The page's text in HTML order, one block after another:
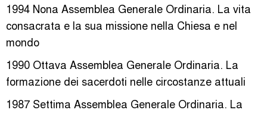
1994 Nona Assemblea Generale Ordinaria. La vita
consacrata e la sua missione nella Chiesa e nel
mondo
1990 Ottava Assemblea Generale Ordinaria. La
formazione dei sacerdoti nelle circostanze attuali
1987 Settima Assemblea Generale Ordinaria. La